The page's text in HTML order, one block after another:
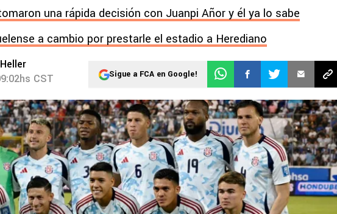
una rápida decisión con Juanpi Añor y él ya lo sabe
a cambio por prestarle el estadio a Herediano
CST
Sigue a FCA en Google!